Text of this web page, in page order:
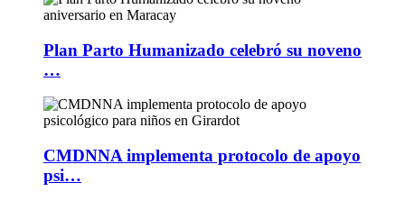
Plan Parto Humanizado celebró su noveno
…
CMDNNA implementa protocolo de apoyo
psi…